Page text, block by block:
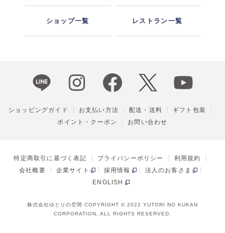
ショップ一覧 レストラン一覧
ショッピングガイド お支払い方法 配送・送料
ギフト包装
ポイント・クーポン
お問い合わせ
特定商取引に基づく表記 プライバシーポリシー
利用規約
会社概要
企業サイト 採用情報
法人のお客さま
ENGLISH
株式会社ゆとりの空間 COPYRIGHT © 2022 YUTORI NO KUKAN
CORPORATION, ALL RIGHTS RESERVED.